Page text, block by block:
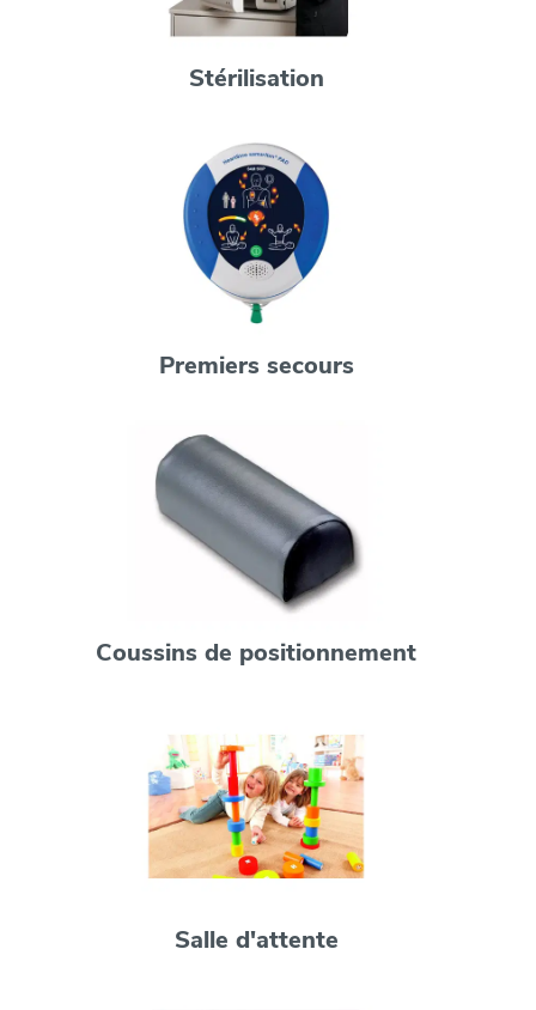
Stérilisation
Premiers secours
Coussins de positionnement
Salle d'attente